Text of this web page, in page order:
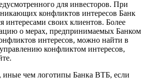
для инвесторов. При
конфликтов интересов Банк
интересами своих клиентов. Более
о мерах, предпринимаемых Банком
интересов, можно найти в
конфликтом интересов,
чем логотипы Банка ВТБ, если